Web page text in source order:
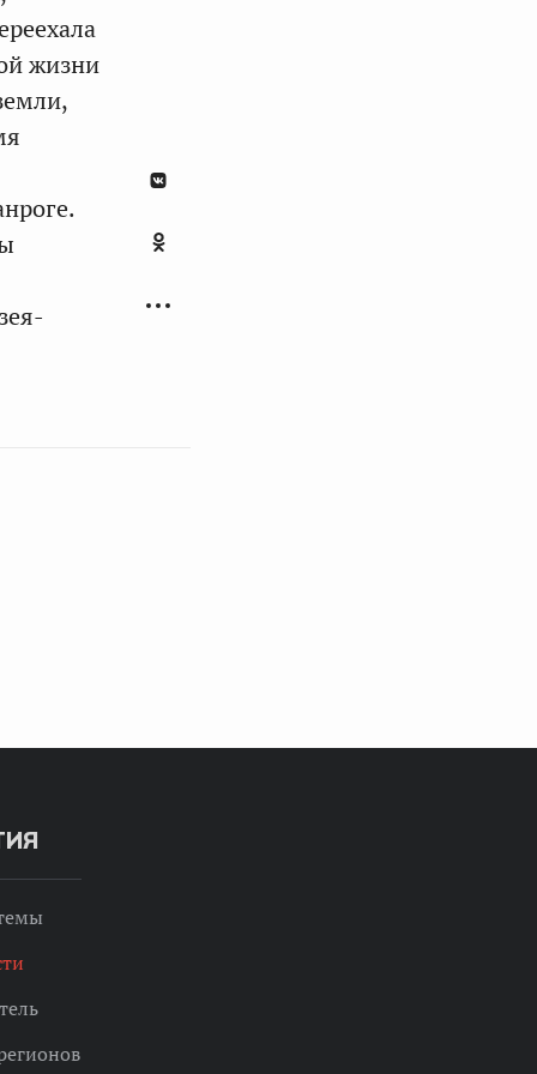
жизни